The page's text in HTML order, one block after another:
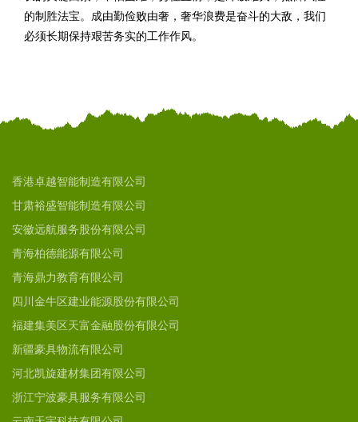
的制胜法宝。成由勤俭败由奢，奢华浪费是奋斗的大敌，我们
必须长期保持艰苦务实的工作作风。
香港卓越智能制造有限公司
甘肃裕盛智能制造有限公司
安徽远航服务股份有限公司
青海柏德能源有限公司
青海鼎力教育有限公司
四川金牛区建业能源股份有限公司
福建集美区天富金融股份有限公司
新疆豪具物流有限公司
河北凯旋建材集团有限公司
浙江宁波豪具服务有限公司